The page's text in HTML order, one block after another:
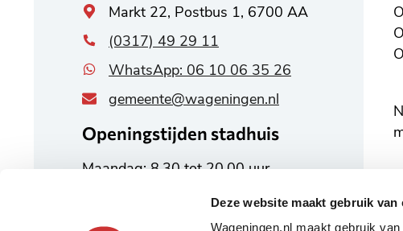
Deze website maakt gebruik van
Wageningen.nl maakt gebruik
Algemeen
adres
Markt 22, Postbus 1, 6700 AA
(0317) 49 29 11
WhatsApp: 06 10 06 35 26
gemeente@wageningen.nl
Openingstijden stadhuis
Maandag: 8.30 tot 20.00 uur